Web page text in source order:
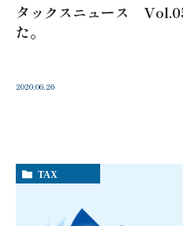
タックスニュース
た。
2020.06.26
TAX